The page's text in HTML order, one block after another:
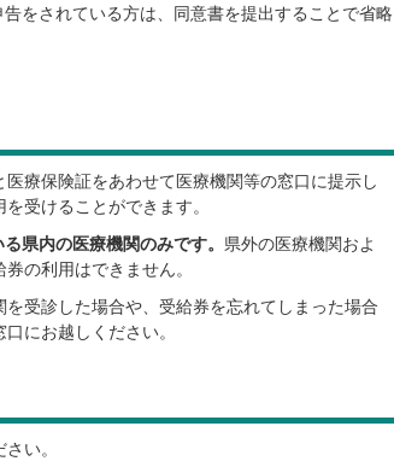
をされている方は、同意書を提出することで省略
療保険証をあわせて医療機関等の窓口に提示し
受けることができます。
県内の医療機関のみです。 県外の医療機関およ
の利用はできません。
受診した場合や、受給券を忘れてしまった場合
にお越しください。
い。